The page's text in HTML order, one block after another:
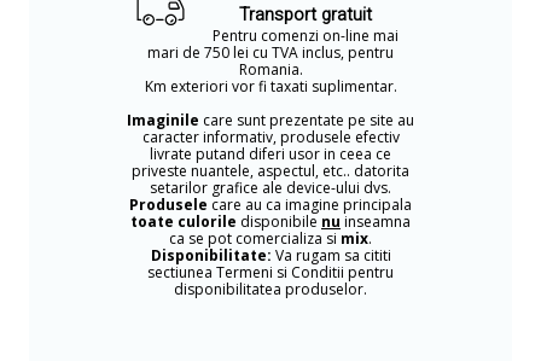
Transport gratuit
Pentru comenzi on-line mai
mari de 750 lei cu TVA inclus, pentru
Romania.
Km exteriori vor fi taxati suplimentar.
Imaginile care sunt prezentate pe site au
caracter informativ, produsele efectiv
livrate putand diferi usor in ceea ce
priveste nuantele, aspectul, etc.. datorita
setarilor grafice ale device-ului dvs.
Produsele care au ca imagine principala
toate culorile disponibile nu inseamna
ca se pot comercializa si mix.
Disponibilitate: Va rugam sa cititi
sectiunea Termeni si Conditii pentru
disponibilitatea produselor.